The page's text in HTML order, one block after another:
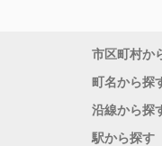
市区町村か
町名から探
沿線から探
駅から探す